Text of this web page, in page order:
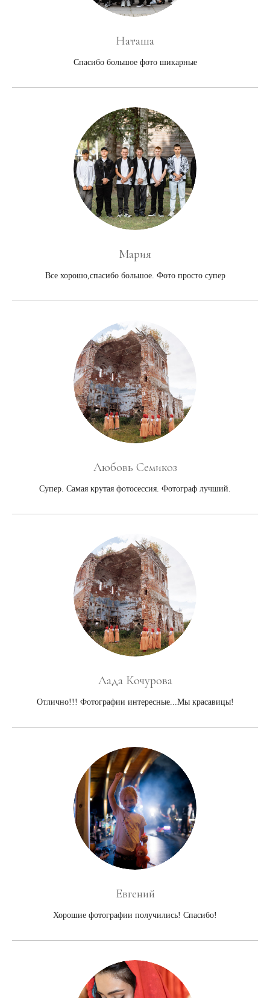
Наташа
Спасибо большое фото шикарные
Мария
Все хорошо,спасибо большое. Фото просто супер
Любовь Семикоз
Супер. Самая крутая фотосессия. Фотограф лучший.
Лада Кочурова
Отлично!!! Фотографии интересные...Мы красавицы!
Евгений
Хорошие фотографии получились! Спасибо!